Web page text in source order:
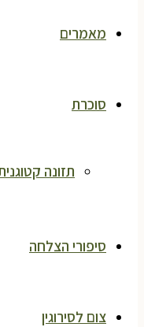
מאמרים
סוכרת
תזונה קטוגנית
סיפורי הצלחה
צום לסירוגין